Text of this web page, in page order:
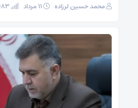
محمد حسین لرزاده